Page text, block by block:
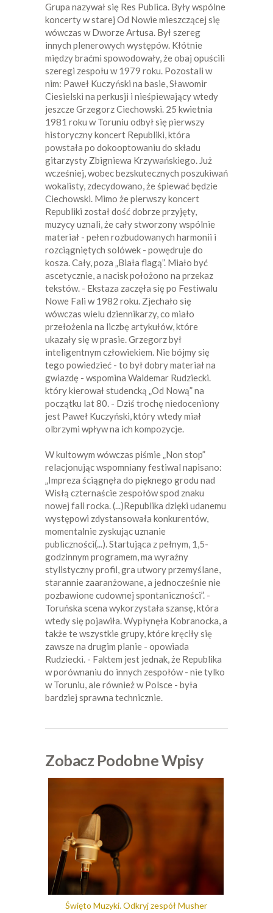
Grupa nazywał się Res Publica. Były wspólne
koncerty w starej Od Nowie mieszczącej się
wówczas w Dworze Artusa. Był szereg
innych plenerowych występów. Kłótnie
między braćmi spowodowały, że obaj opuścili
szeregi zespołu w 1979 roku. Pozostali w
nim: Paweł Kuczyński na basie, Sławomir
Ciesielski na perkusji i nieśpiewający wtedy
jeszcze Grzegorz Ciechowski. 25 kwietnia
1981 roku w Toruniu odbył się pierwszy
historyczny koncert Republiki, która
powstała po dokooptowaniu do składu
gitarzysty Zbigniewa Krzywańskiego. Już
wcześniej, wobec bezskutecznych poszukiwań
wokalisty, zdecydowano, że śpiewać będzie
Ciechowski. Mimo że pierwszy koncert
Republiki został dość dobrze przyjęty,
muzycy uznali, że cały stworzony wspólnie
materiał - pełen rozbudowanych harmonii i
rozciągniętych solówek - powędruje do
kosza. Cały, poza „Biała flagą”. Miało być
ascetycznie, a nacisk położono na przekaz
tekstów. - Ekstaza zaczęła się po Festiwalu
Nowe Fali w 1982 roku. Zjechało się
wówczas wielu dziennikarzy, co miało
przełożenia na liczbę artykułów, które
ukazały się w prasie. Grzegorz był
inteligentnym człowiekiem. Nie bójmy się
tego powiedzieć - to był dobry materiał na
gwiazdę - wspomina Waldemar Rudziecki.
który kierował studencką „Od Nową” na
początku lat 80. - Dziś trochę niedoceniony
jest Paweł Kuczyński, który wtedy miał
olbrzymi wpływ na ich kompozycje.
W kultowym wówczas piśmie „Non stop”
relacjonując wspomniany festiwal napisano:
„Impreza ściągnęła do pięknego grodu nad
Wisłą czternaście zespołów spod znaku
nowej fali rocka. (...)Republika dzięki udanemu
występowi zdystansowała konkurentów,
momentalnie zyskując uznanie
publiczności(...). Startująca z pełnym, 1,5-
godzinnym programem, ma wyraźny
stylistyczny profil, gra utwory przemyślane,
starannie zaaranżowane, a jednocześnie nie
pozbawione cudownej spontaniczności”. -
Toruńska scena wykorzystała szansę, która
wtedy się pojawiła. Wypłynęła Kobranocka, a
także te wszystkie grupy, które kręciły się
zawsze na drugim planie - opowiada
Rudziecki. - Faktem jest jednak, że Republika
w porównaniu do innych zespołów - nie tylko
w Toruniu, ale również w Polsce - była
bardziej sprawna technicznie.
Zobacz Podobne Wpisy
Święto Muzyki. Odkryj zespół Musher